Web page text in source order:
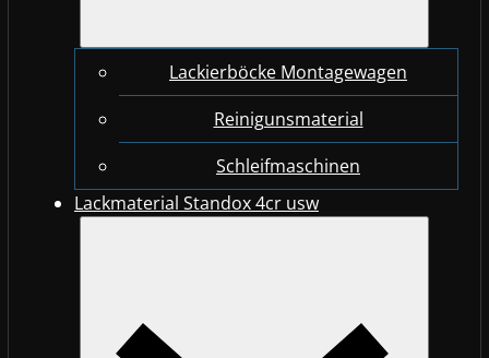
Lackierböcke Montagewagen
Reinigunsmaterial
Schleifmaschinen
Lackmaterial Standox 4cr usw